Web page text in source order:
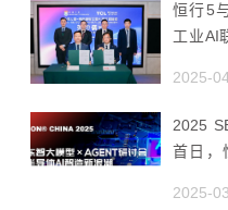
恒行5
工业AI
创新枢纽
2025-
2025
首日，
体AI智
2025-